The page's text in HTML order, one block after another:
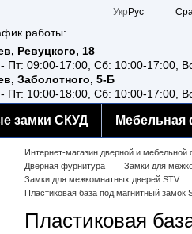
Укр Рус
работы:
Ревуцкого, 18
Пт: 09:00-17:00, Сб: 10:00-17:00,
Заболотного, 5-Б
Пт: 10:00-18:00, Сб: 10:00-17:00,
замки СКУД Мебельная
Интернет-магазин дверной и мебельной
Дверная фурнитура
Замки для
Замки для межкомнатных дверей STV
Пластиковая база под магнитный замок
Пластиковая